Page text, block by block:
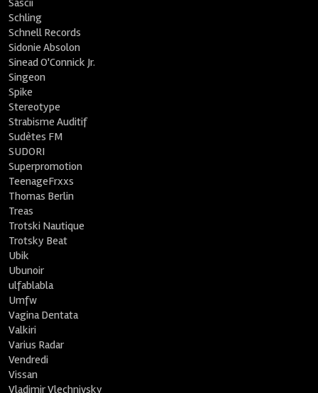
Sascii
Schling
Schnell Records
Sidonie Absolon
Sinead O'Connick Jr.
Singeon
Spike
Stereotype
Strabisme Auditif
Sudètes FM
SUDORI
Superpromotion
TeenageFrxxs
Thomas Berlin
Treas
Trotski Nautique
Trotsky Beat
Ubik
Ubunoir
ulfablabla
Umfw
Vagina Dentata
Valkiri
Varius Radar
Vendredi
Vissan
Vladimir Vlechnivsky